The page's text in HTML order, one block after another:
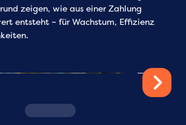
zeigen, wie aus einer Zahlung
entsteht – für Wachstum, Effizienz
gerne zahlen.
/